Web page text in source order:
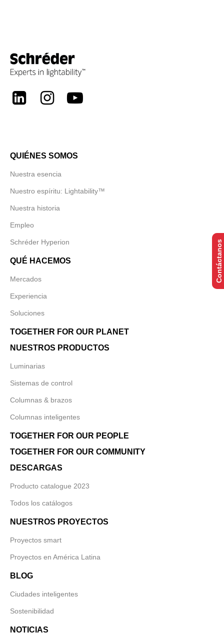
Contáctanos
QUIÉNES SOMOS
Nuestra esencia
Nuestro espíritu: Lightability™
Nuestra historia
Empleo
Schréder Hyperion
QUÉ HACEMOS
Mercados
Experiencia
Soluciones
TOGETHER FOR OUR PLANET
NUESTROS PRODUCTOS
Luminarias
Sistemas de control
Columnas & brazos
Columnas inteligentes
TOGETHER FOR OUR PEOPLE
TOGETHER FOR OUR COMMUNITY
DESCARGAS
Producto catalogue 2023
Todos los catálogos
NUESTROS PROYECTOS
Proyectos smart
Proyectos en América Latina
BLOG
Ciudades inteligentes
Sostenibilidad
NOTICIAS